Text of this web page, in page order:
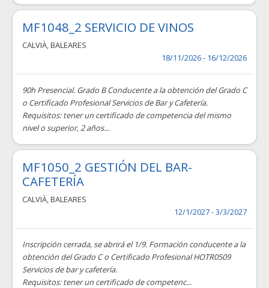
MF1048_2 SERVICIO DE VINOS
CALVIÀ,BALEARES
18/11/2026 - 16/12/2026
90h Presencial. Grado B Conducente a la obtención del Grado C
o Certificado Profesional Servicios de Bar y Cafetería.
Requisitos: tener un certificado de competencia del mismo
nivel o superior, 2 años...
MF1050_2 GESTIÓN DEL BAR-
CAFETERÍA
CALVIÀ,BALEARES
12/1/2027 - 3/3/2027
Inscripción cerrada, se abrirá el 1/9. Formación conducente a la
obtención del Grado C o Certificado Profesional HOTR0509
Servicios de bar y cafetería.
Requisitos: tener un certificado de competenc...